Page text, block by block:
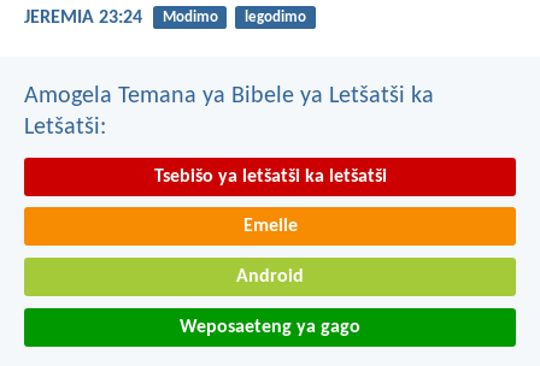
JEREMIA 23:24 Modimo legodimo
Amogela Temana ya Bibele ya Letšatši ka
Letšatši:
Tsebišo ya letšatši ka letšatši
Emeile
Android
Weposaeteng ya gago